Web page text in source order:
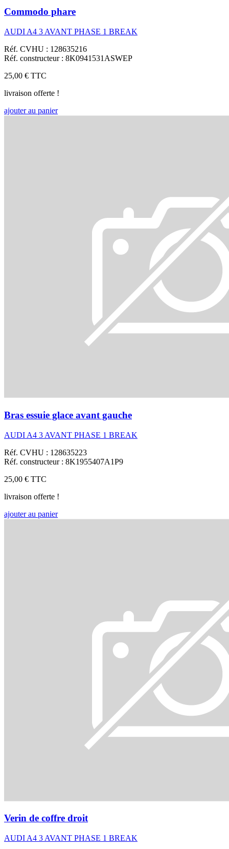
Commodo phare
AUDI A4 3 AVANT PHASE 1 BREAK
Réf. CVHU : 128635216
Réf. constructeur : 8K0941531ASWEP
25,00 € TTC
livraison offerte !
ajouter au panier
Bras essuie glace avant gauche
AUDI A4 3 AVANT PHASE 1 BREAK
Réf. CVHU : 128635223
Réf. constructeur : 8K1955407A1P9
25,00 € TTC
livraison offerte !
ajouter au panier
Verin de coffre droit
AUDI A4 3 AVANT PHASE 1 BREAK